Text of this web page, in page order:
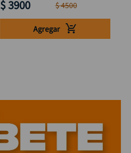
$3900 $4500
Agregar